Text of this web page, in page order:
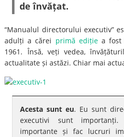
de învățat.
“Manualul directorului executiv”
adulți a cărei primă edițiea fost
1961. Însă, veți vedea,
actualitate și astăzi. Chiar mai
Acesta sunt eu. Eu sunt
executivi sunt
importante și fac lucruri